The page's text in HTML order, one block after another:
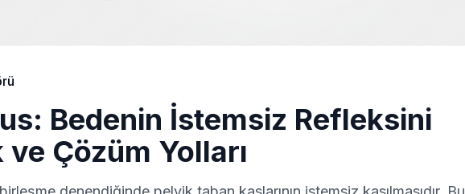
Bedenin İstemsiz Refleksini
Çözüm Yolları